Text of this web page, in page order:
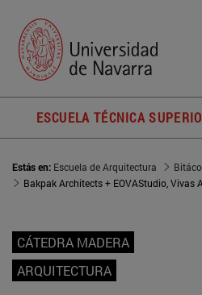
ESCUELA TÉCNICA
Estás en: Escuela de Arquitectura
CÁTEDRA MADERA
ARQUITECTURA